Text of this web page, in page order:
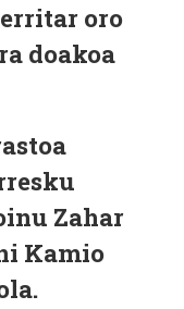
oro
doakoa
Zahar
Kamio